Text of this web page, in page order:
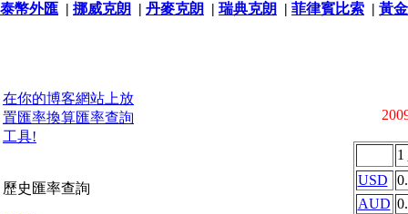
泰幣外匯 | 挪威克朗 | 丹麥克朗 | 瑞典克朗 | 菲律賓比索 | 黃
在你的博客網站上放
置匯率換算匯率查詢
工具!
歷史匯率查詢
1
USD
AUD